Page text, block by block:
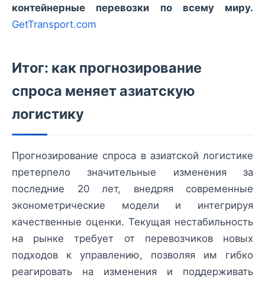
контейнерные перевозки по всему миру.
GetTransport.com
Итог: как прогнозирование
спроса меняет азиатскую
логистику
Прогнозирование спроса в азиатской логистике
претерпело значительные изменения за
последние 20 лет, внедряя современные
эконометрические модели и интегрируя
качественные оценки. Текущая нестабильность
на рынке требует от перевозчиков новых
подходов к управлению, позволяя им гибко
реагировать на изменения и поддерживать